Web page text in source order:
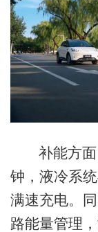
补能方
钟，液冷系
满速充电。
路能量管理